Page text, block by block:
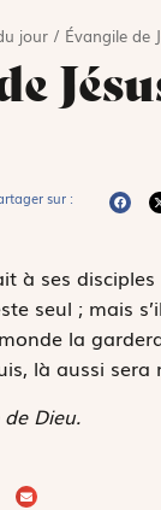
jour/ Évangile de
sur :
à ses
seul ; mais
la
là aussi sera
Dieu.